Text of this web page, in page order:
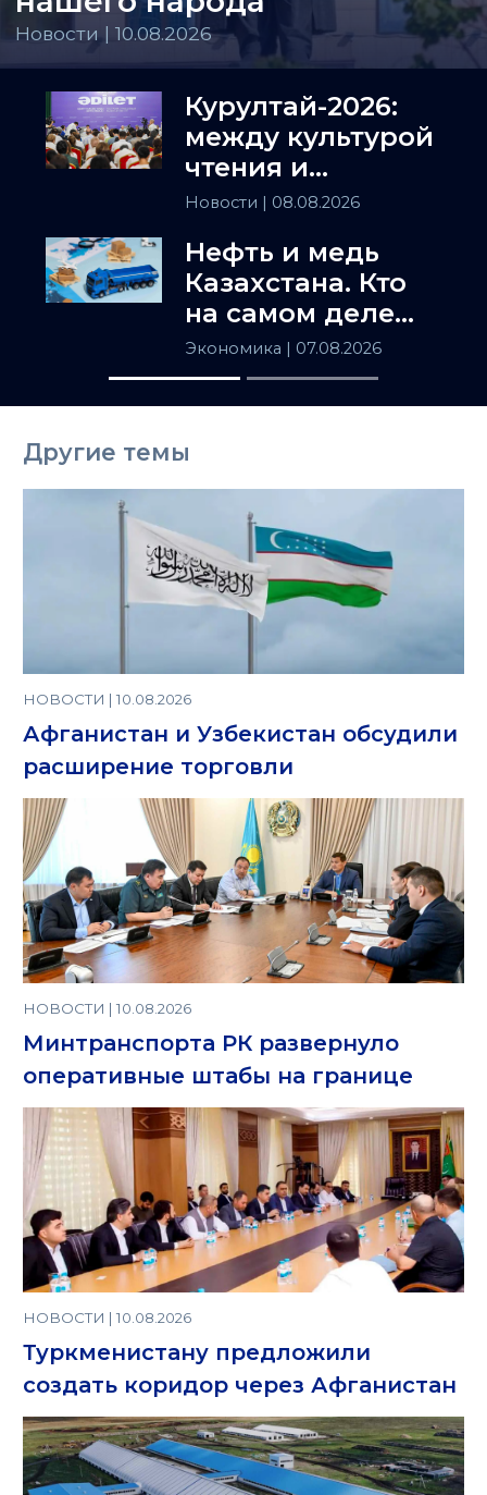
Новости | 10.08.2026
Курултай-2026:
между культурой
чтения и
искусством
Новости | 08.08.2026
Нефть и медь
Казахстана. Кто
на самом деле
держит
Центральную
Азию
Экономика | 07.08.2026
Другие темы
НОВОСТИ | 10.08.2026
Афганистан и Узбекистан обсудили
расширение торговли
НОВОСТИ | 10.08.2026
Минтранспорта РК развернуло
оперативные штабы на границе
НОВОСТИ | 10.08.2026
Туркменистану предложили
создать коридор через Афганистан